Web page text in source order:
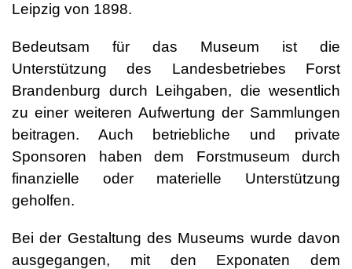
Leipzig von 1898.
Bedeutsam für das Museum ist die
Unterstützung des Landesbetriebes Forst
Brandenburg durch Leihgaben, die wesentlich
zu einer weiteren Aufwertung der Sammlungen
beitragen. Auch betriebliche und private
Sponsoren haben dem Forstmuseum durch
finanzielle oder materielle Unterstützung
geholfen.
Bei der Gestaltung des Museums wurde davon
ausgegangen, mit den Exponaten dem